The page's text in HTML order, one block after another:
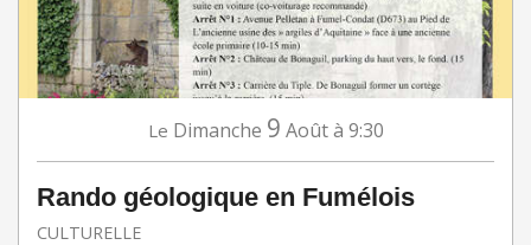
Le Dimanche 9 Août à 9:30
Rando géologique en Fumélois
CULTURELLE